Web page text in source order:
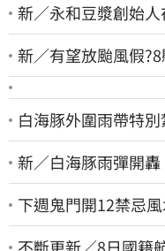
新／永和豆漿創始
新／有望放颱風假
白海豚外圍雨帶特
新／白海豚雨彈開
下週鬼門開12禁忌